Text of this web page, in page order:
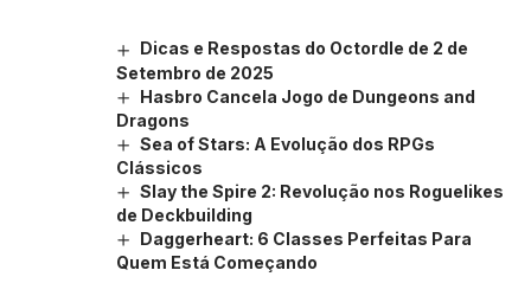
Dicas e Respostas do Octordle de 2 de
Setembro de 2025
Hasbro Cancela Jogo de Dungeons and
Dragons
Sea of Stars: A Evolução dos RPGs
Clássicos
Slay the Spire 2: Revolução nos Roguelikes
de Deckbuilding
Daggerheart: 6 Classes Perfeitas Para
Quem Está Começando